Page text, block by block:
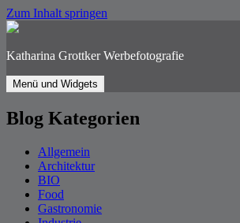
Zum Inhalt springen
Katharina Grottker Werbefotografie
Menü und Widgets
Blog Kategorien
Allgemein
Architektur
BIO
Food
Gastronomie